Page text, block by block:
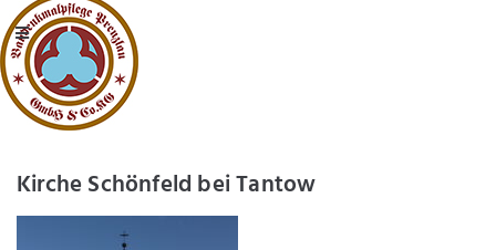
Kirche Schönfeld bei Tantow